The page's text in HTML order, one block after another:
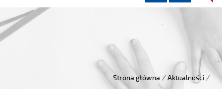
Strona główna / Aktualności /